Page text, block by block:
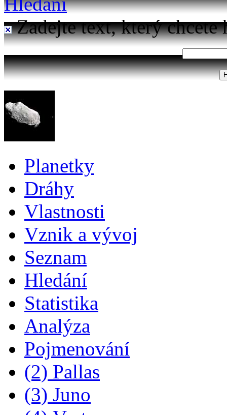
Zadejte text, který chcete
Planetky
Dráhy
Vlastnosti
Vznik a vývoj
Seznam
Hledání
Statistika
Analýza
Pojmenování
(2) Pallas
(3) Juno